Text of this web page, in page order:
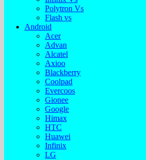
Polytron Vs
Flash vs
Android
Acer
Advan
Alcatel
Axioo
Blackberry
Coolpad
Evercoos
Gionee
Google
Himax
HTC
Huawei
Infinix
LG